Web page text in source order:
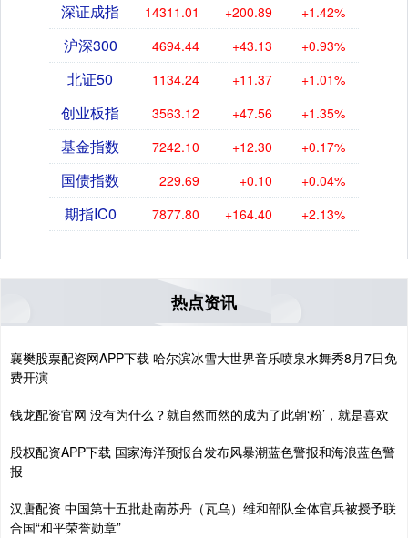
深证成指 14311.01 +200.89 +1.42%
沪深300 4694.44 +43.13 +0.93%
北证50 1134.24 +11.37 +1.01%
创业板指 3563.12 +47.56 +1.35%
基金指数 7242.10 +12.30 +0.17%
国债指数 229.69 +0.10 +0.04%
期指IC0 7877.80 +164.40 +2.13%
热点资讯
襄樊股票配资网APP下载 哈尔滨冰雪大世界音乐喷泉水舞秀8月7日免
费开演
钱龙配资官网 没有为什么？就自然而然的成为了此朝‘粉’，就是喜欢
股权配资APP下载 国家海洋预报台发布风暴潮蓝色警报和海浪蓝色警
报
汉唐配资 中国第十五批赴南苏丹（瓦乌）维和部队全体官兵被授予联
合国“和平荣誉勋章”